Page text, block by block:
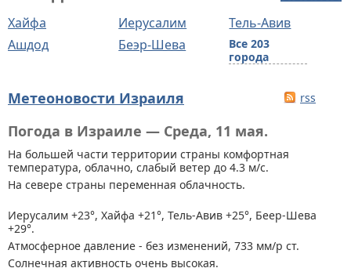
Хайфа Иерусалим
Тель-Авив
Ашдод
Беэр-Шева
Все 203
города
Метеоновости Израиля rss
Погода в Израиле — Среда, 11 мая.
На большей части территории страны комфортная
температура, облачно, слабый ветер до 4.3 м/с.
На севере страны переменная облачность.
Иерусалим +23°, Хайфа +21°, Тель-Авив +25°, Беер-Шева
+29°.
Атмосферное давление - без изменений, 733 мм/р ст.
Солнечная активность очень высокая.